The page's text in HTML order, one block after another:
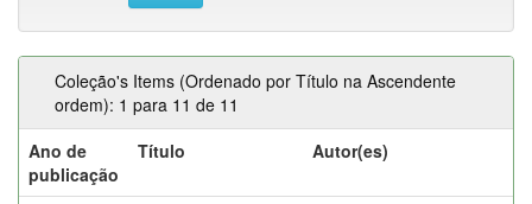
Coleção's Items (Ordenado por Título na Ascendente
ordem): 1 para 11 de 11
Ano de
publicação
Título Autor(es)